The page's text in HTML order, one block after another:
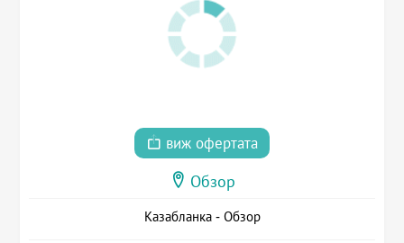
виж офертата
Обзор
Казабланка - Обзор